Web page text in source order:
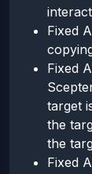
Fixed
Fixed
target
the
the
Fixed